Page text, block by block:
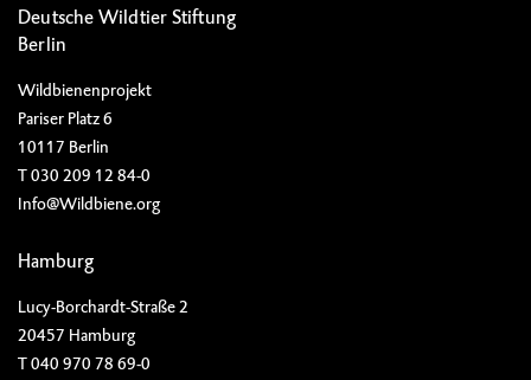
Deutsche Wildtier Stiftung
Berlin
Wildbienenprojekt
Pariser Platz 6
10117 Berlin
T 030 209 12 84-0
Info@Wildbiene.org
Hamburg
Lucy-Borchardt-Straße 2
20457 Hamburg
T 040 970 78 69-0